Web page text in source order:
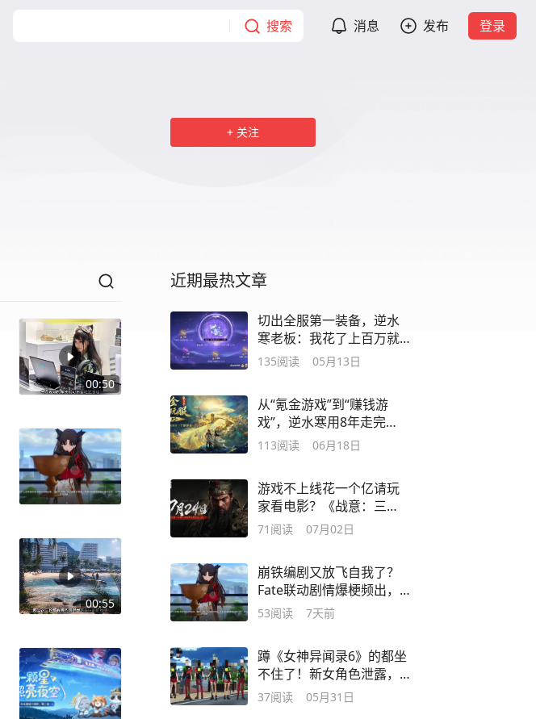
搜索 消息 发布 登录
关注
00:50
00:55
近期最热文章
切出全服第一装备，逆水
寒老板：我花了上百万就
该是我！
135阅读 05月13日
从“氪金游戏”到“赚钱游
戏”，逆水寒用8年走完
MMO 进化史
113阅读 06月18日
游戏不上线花一个亿请玩
家看电影？《战意：三
国》这波诚意太足了
71 阅读 07月02日
崩铁编剧又放飞自我了？
Fate联动剧情爆梗频出，
每一句都是笑点
53阅读 7天前
蹲《女神异闻录6》的都坐
不住了！新女角色泄露，
男主争议还没停
37阅读 05月31日